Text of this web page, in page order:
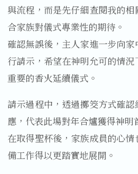
與流程，而是先仔細查閱我的
合家族對儀式專業性的期待。
確認無誤後，主人家進一步向
行請示，希望在神明允可的情
重要的香火延續儀式。
請示過程中，透過擲筊方式確
應，代表此場對年合爐獲得神明
在取得聖杯後，家族成員的心
備工作得以更踏實地展開。